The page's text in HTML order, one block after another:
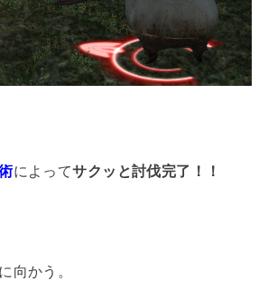
によってサクッと討伐完了！！
向かう。